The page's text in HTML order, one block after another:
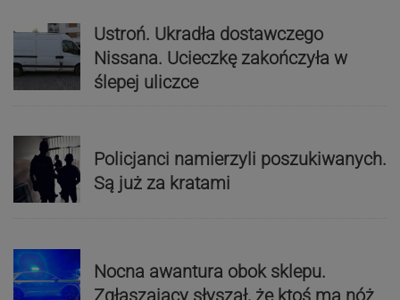
Ustroń. Ukradła dostawczego
Nissana. Ucieczkę zakończyła w
ślepej uliczce
Policjanci namierzyli poszukiwanych.
Są już za kratami
Nocna awantura obok sklepu.